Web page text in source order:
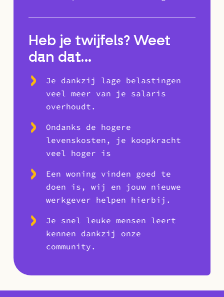
Heb je twijfels? Weet
dan dat…
Je dankzij lage belastingen
veel meer van je salaris
overhoudt.
Ondanks de hogere
levenskosten, je koopkracht
veel hoger is
Een woning vinden goed te
doen is, wij en jouw nieuwe
werkgever helpen hierbij.
Je snel leuke mensen leert
kennen dankzij onze
community.